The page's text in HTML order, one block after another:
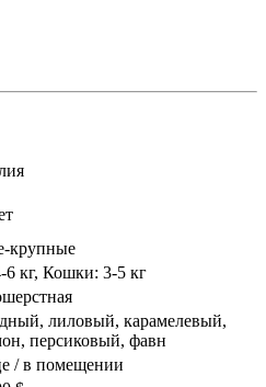
крупные
6 кг, Кошки: 3-5 кг
лиловый, карамелевый,
персиковый, фавн
/ в помещении